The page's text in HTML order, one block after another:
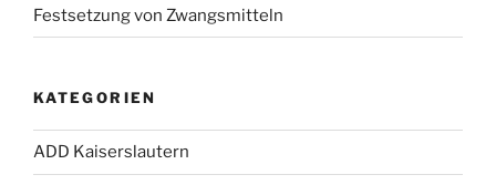
Festsetzung von Zwangsmitteln
KATEGORIEN
ADD Kaiserslautern